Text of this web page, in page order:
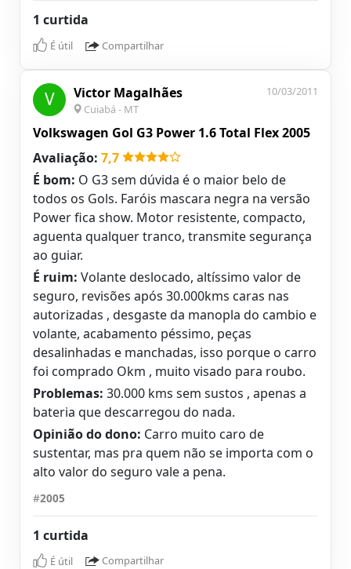
1 curtida
É útil Compartilhar
V Victor Magalhães
Cuiabá - MT
10/03/2011
Volkswagen Gol G3 Power 1.6 Total Flex 2005
Avaliação: 7,7
É bom: O G3 sem dúvida é o maior belo de
todos os Gols. Faróis mascara negra na versão
Power fica show. Motor resistente, compacto,
aguenta qualquer tranco, transmite segurança
ao guiar.
É ruim: Volante deslocado, altíssimo valor de
seguro, revisões após 30.000kms caras nas
autorizadas , desgaste da manopla do cambio e
volante, acabamento péssimo, peças
desalinhadas e manchadas, isso porque o carro
foi comprado Okm , muito visado para roubo.
Problemas: 30.000 kms sem sustos , apenas a
bateria que descarregou do nada.
Opinião do dono: Carro muito caro de
sustentar, mas pra quem não se importa com o
alto valor do seguro vale a pena.
#2005
1 curtida
É útil Compartilhar